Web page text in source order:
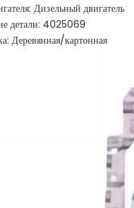
Дизельный двигатель
детали: 4025069
Деревянная/картонная